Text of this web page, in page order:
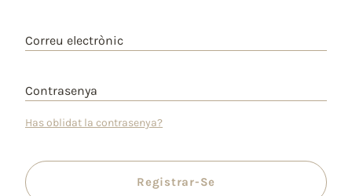
Correu electrònic
Contrasenya
Has oblidat la contrasenya?
Registrar-Se